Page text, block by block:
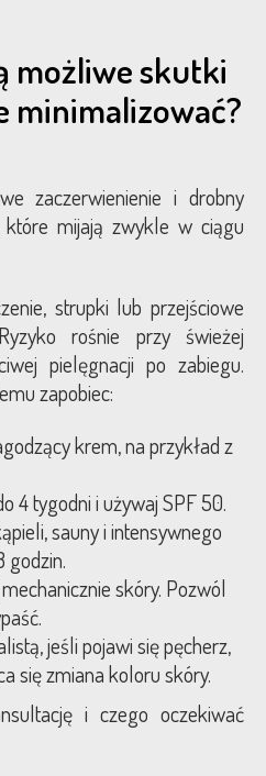
możliwe skutki
minimalizować?
zaczerwienienie i drobny
które mijają zwykle w ciągu
strupki lub przejściowe
rośnie przy świeżej
pielęgnacji po zabiegu.
zapobiec:
krem, na przykład z
4 tygodni i używaj SPF 50.
sauny i intensywnego
godzin.
skóry. Pozwól
jeśli pojawi się pęcherz,
się zmiana koloru skóry.
i czego oczekiwać